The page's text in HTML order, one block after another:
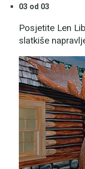
03 od 03
Posjetite Len
slatkiše